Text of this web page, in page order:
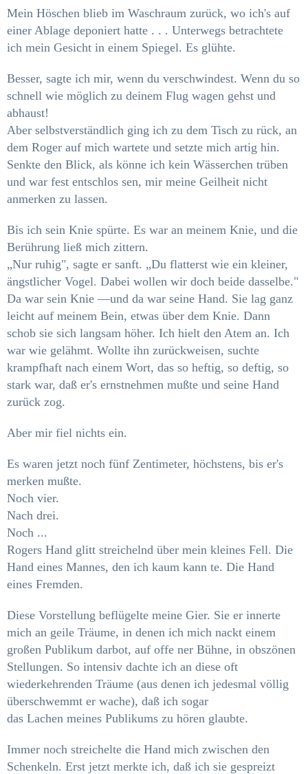
Mein Höschen blieb im Waschraum zurück, wo ich's auf
einer Ablage deponiert hatte . . . Unterwegs betrachtete
ich mein Gesicht in einem Spiegel. Es glühte.
Besser, sagte ich mir, wenn du verschwindest. Wenn du so
schnell wie möglich zu deinem Flug­ wagen gehst und
abhaust!
Aber selbstverständlich ging ich zu dem Tisch zu­ rück, an
dem Roger auf mich wartete und setzte mich artig hin.
Senkte den Blick, als könne ich kein Wässerchen trüben
und war fest entschlos­ sen, mir meine Geilheit nicht
anmerken zu las­sen.
Bis ich sein Knie spürte. Es war an meinem Knie, und die
Berührung ließ mich zittern.
„Nur ruhig", sagte er sanft. „Du flatterst wie ein kleiner,
ängstlicher Vogel. Dabei wollen wir doch beide dasselbe."
Da war sein Knie —und da war seine Hand. Sie lag ganz
leicht auf meinem Bein, etwas über dem Knie. Dann
schob sie sich langsam höher. Ich hielt den Atem an. Ich
war wie gelähmt. Wollte ihn zurückweisen, suchte
krampfhaft nach einem Wort, das so heftig, so deftig, so
stark war, daß er's ernstnehmen mußte und seine Hand
zurück­ zog.
Aber mir fiel nichts ein.
Es waren jetzt noch fünf Zentimeter, höchstens, bis er's
merken mußte.
Noch vier.
Nach drei.
Noch ...
Rogers Hand glitt streichelnd über mein kleines Fell. Die
Hand eines Mannes, den ich kaum kann­ te. Die Hand
eines Fremden.
Diese Vorstellung beflügelte meine Gier. Sie er­ innerte
mich an geile Träume, in denen ich mich nackt einem
großen Publikum darbot, auf offe­ ner Bühne, in obszönen
Stellungen. So intensiv dachte ich an diese oft
wiederkehrenden Träume (aus denen ich jedesmal völlig
überschwemmt er­ wache), daß ich sogar
das Lachen meines Publi­kums zu hören glaubte.
Immer noch streichelte die Hand mich zwischen den
Schenkeln. Erst jetzt merkte ich, daß ich sie gespreizt